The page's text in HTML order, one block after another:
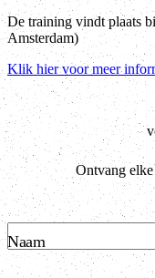
De training vindt plaats
Amsterdam)
Klik hier voor meer
Ontvang
Naam